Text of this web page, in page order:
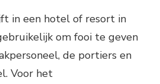
in een hotel of resort in
om fooi te geven
de portiers en
Voor het